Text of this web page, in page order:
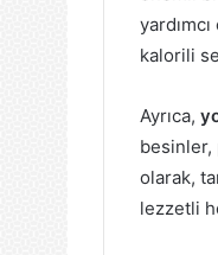
kalorili
Ayrıca,
besinler,
olarak,
lezzetli